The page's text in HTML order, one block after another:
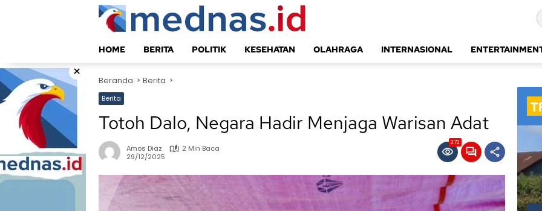
HOME BERITA POLITIK KESEHATAN OLAHRAGA INTERNASIONAL
× Beranda Berita
Berita
Totoh Dalo, Negara Hadir Menjaga Warisan Adat
Amos Diaz
2 Min Baca
29/12/2025
272